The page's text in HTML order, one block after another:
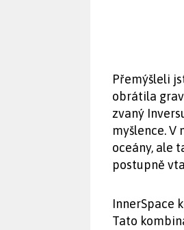
Přemýšleli
obrátila
zvaný
myšlence.
oceány, ale
postupně
InnerSpace
Tato